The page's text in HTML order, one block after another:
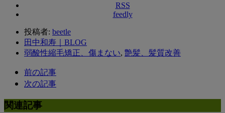
RSS
feedly
投稿者: beetle
田中和寿｜BLOG
弱酸性縮毛矯正、傷まない, 艶髪、髪質改善
前の記事
次の記事
関連記事